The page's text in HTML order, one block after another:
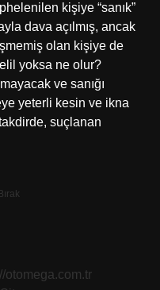
kişiye “sanık”
dava açılmış, ancak
olan kişiye de
yoksa ne olur?
ve sanığı
yeterli kesin ve ikna
suçlanan
otomega.com.tr